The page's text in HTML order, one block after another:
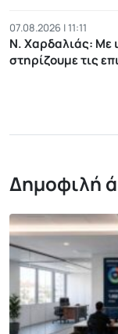
07.08.2026 | 11:11
Ν. Χαρδαλιάς: Με
στηρίζουμε τις
Δημοφιλή